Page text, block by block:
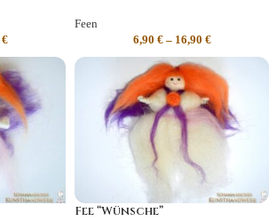
€
Feen
6,90 €– 16,90 €
Fee “Wünsche”